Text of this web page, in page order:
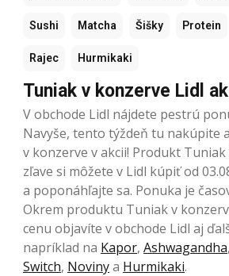
Sushi Matcha Šišky Protein
Rajec Hurmikaki
Tuniak v konzerve Lidl
V obchode Lidl nájdete pestrú
Navyše, tento týždeň tu nakúpite
v konzerve v akcii! Produkt
zľave si môžete v Lidl kúpiť od
a poponáhľajte sa. Ponuka je
Okrem produktu Tuniak v
cenu objavíte v obchode Lidl aj
napríklad na Kapor, Ashwagandha,
Switch, Novinya Hurmikaki.